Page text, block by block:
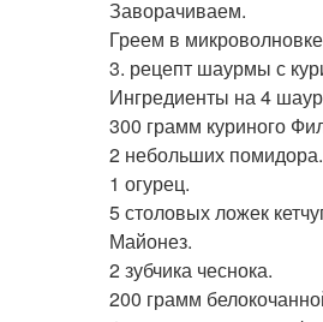
Заворачиваем.
Греем в
3. рецепт шаурмы с
Ингредиенты на 4
300 грамм куриного
2 небольших помидора.
1 огурец.
5 столовых ложек
Майонез.
2 зубчика чеснока.
200 грамм